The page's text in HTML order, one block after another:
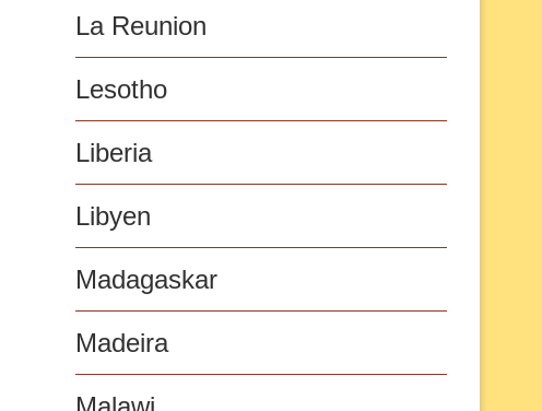
La Reunion
Lesotho
Liberia
Libyen
Madagaskar
Madeira